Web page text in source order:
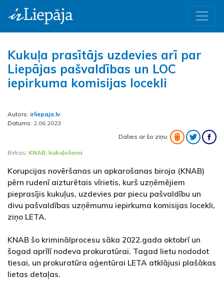
Kukuļa prasītājs uzdevies arī par
Liepājas pašvaldības un LOC
iepirkuma komisijas locekli
Autors: irliepaja.lv
Datums: 2.06.2023
Dalies ar šo ziņu:
Birkas: KNAB kukuļošana
Korupcijas novēršanas un apkarošanas biroja (KNAB)
pērn rudenī aizturētais vīrietis, kurš uzņēmējiem
pieprasījis kukuļus, uzdevies par piecu pašvaldību un
divu pašvaldības uzņēmumu iepirkuma komisijas locekli,
ziņo LETA.
KNAB šo kriminālprocesu sāka 2022.gada oktobrī un
šogad aprīlī nodeva prokuratūrai. Tagad lietu nododot
tiesai, un prokuratūra aģentūrai LETA atklājusi plašākas
lietas detaļas.